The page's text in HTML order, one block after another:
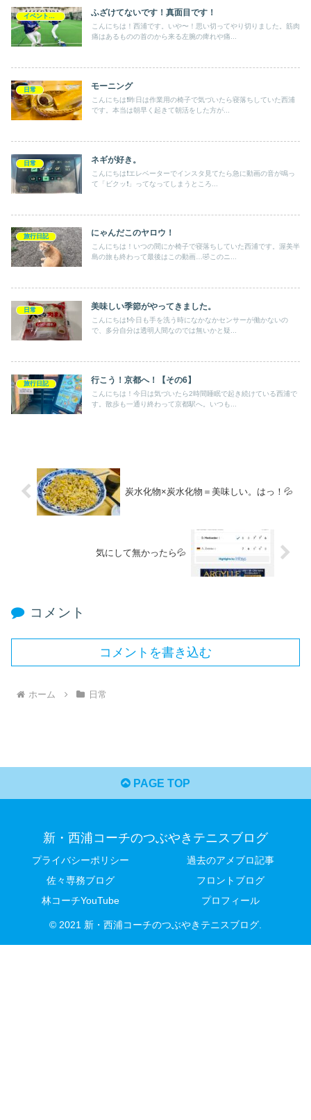
イベントレッスン会 ふざけてないです！真面目です！
こんにちは！西浦です。いや〜！思い切ってやり切りました。筋肉
痛はあるものの首のから来る左腕の痺れや痛...
日常 モーニング
こんにちは❗️昨日は作業用の椅子で気づいたら寝落ちしていた西浦
です。本当は朝早く起きて朝活をした方が...
日常 ネギが好き。
こんにちは❗️エレベーターでインスタ見てたら急に動画の音が鳴っ
て「ビクッ❗️」ってなってしまうところ...
旅行日記 にゃんだこのヤロウ！
こんにちは！いつの間にか椅子で寝落ちしていた西浦です。渥美半
島の旅も終わって最後はこの動画…🤣このニ...
日常 美味しい季節がやってきました。
こんにちは❗️今日も手を洗う時になかなかセンサーが働かないの
で、多分自分は透明人間なのでは無いかと疑...
旅行日記 行こう！京都へ！【その6】
こんにちは！今日は気づいたら2時間睡眠で起き続けている西浦で
す。散歩も一通り終わって京都駅へ。いつも...
炭水化物×炭水化物＝美味しい。はっ！💦
気にして無かったら💦
コメント
コメントを書き込む
ホーム 日常
PAGE TOP
新・西浦コーチのつぶやきテニスブログ
プライバシーポリシー
過去のアメブロ記事
佐々専務ブログ
フロントブログ
林コーチYouTube
プロフィール
© 2021 新・西浦コーチのつぶやきテニスブログ.